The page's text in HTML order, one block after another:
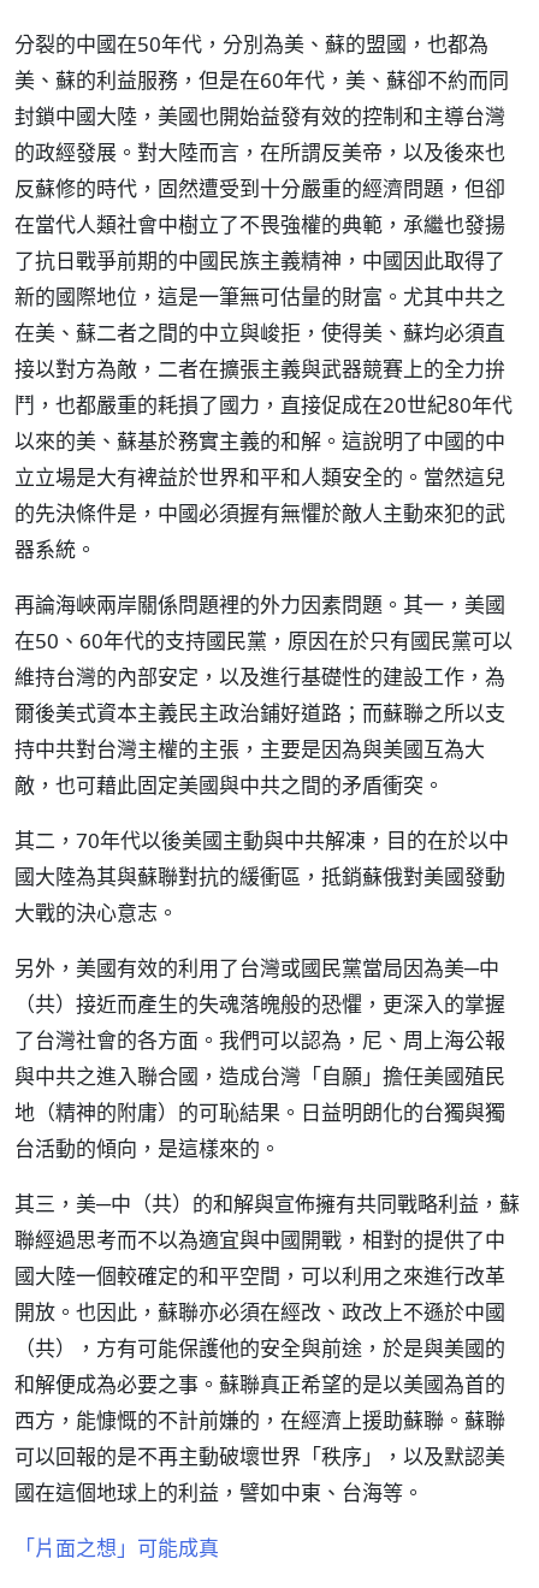
分裂的中國在50年代，分別為美、蘇的盟國，也都為
美、蘇的利益服務，但是在60年代，美、蘇卻不約而同
封鎖中國大陸，美國也開始益發有效的控制和主導台灣
的政經發展。對大陸而言，在所謂反美帝，以及後來也
反蘇修的時代，固然遭受到十分嚴重的經濟問題，但卻
在當代人類社會中樹立了不畏強權的典範，承繼也發揚
了抗日戰爭前期的中國民族主義精神，中國因此取得了
新的國際地位，這是一筆無可估量的財富。尤其中共之
在美、蘇二者之間的中立與峻拒，使得美、蘇均必須直
接以對方為敵，二者在擴張主義與武器競賽上的全力拚
鬥，也都嚴重的耗損了國力，直接促成在20世紀80年代
以來的美、蘇基於務實主義的和解。這說明了中國的中
立立場是大有裨益於世界和平和人類安全的。當然這兒
的先決條件是，中國必須握有無懼於敵人主動來犯的武
器系統。
再論海峽兩岸關係問題裡的外力因素問題。其一，美國
在50、60年代的支持國民黨，原因在於只有國民黨可以
維持台灣的內部安定，以及進行基礎性的建設工作，為
爾後美式資本主義民主政治鋪好道路；而蘇聯之所以支
持中共對台灣主權的主張，主要是因為與美國互為大
敵，也可藉此固定美國與中共之間的矛盾衝突。
其二，70年代以後美國主動與中共解凍，目的在於以中
國大陸為其與蘇聯對抗的緩衝區，抵銷蘇俄對美國發動
大戰的決心意志。
另外，美國有效的利用了台灣或國民黨當局因為美─中
（共）接近而產生的失魂落魄般的恐懼，更深入的掌握
了台灣社會的各方面。我們可以認為，尼、周上海公報
與中共之進入聯合國，造成台灣「自願」擔任美國殖民
地（精神的附庸）的可恥結果。日益明朗化的台獨與獨
台活動的傾向，是這樣來的。
其三，美─中（共）的和解與宣佈擁有共同戰略利益，蘇
聯經過思考而不以為適宜與中國開戰，相對的提供了中
國大陸一個較確定的和平空間，可以利用之來進行改革
開放。也因此，蘇聯亦必須在經改、政改上不遜於中國
（共），方有可能保護他的安全與前途，於是與美國的
和解便成為必要之事。蘇聯真正希望的是以美國為首的
西方，能慷慨的不計前嫌的，在經濟上援助蘇聯。蘇聯
可以回報的是不再主動破壞世界「秩序」，以及默認美
國在這個地球上的利益，譬如中東、台海等。
「片面之想」可能成真